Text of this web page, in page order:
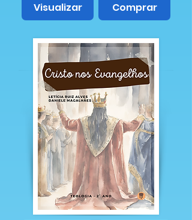
Visualizar Comprar